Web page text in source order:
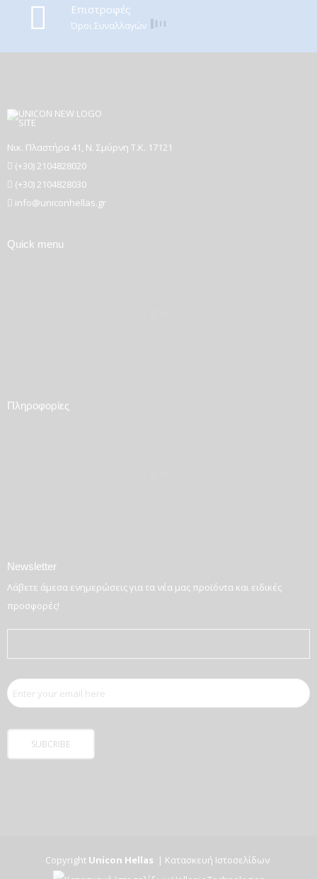
Επιστροφές
Όροι Συναλλαγών
Νικ. Πλαστήρα 41, Ν. Σμύρνη T.K. 17121
(+30) 2104828020
(+30) 2104828030
info@uniconhellas.gr
Quick menu
Πληροφορίες
Newsletter
Λάβετε άμεσα ενημερώσεις για τα νέα μας προϊόντα και ειδικές
προσφορές!
Copyright Unicon Hellas | Κατασκευή Ιστοσελίδων